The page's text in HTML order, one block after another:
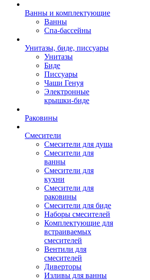
Ванны и комплектующие
Ванны
Спа-бассейны
Унитазы, биде, писсуары
Унитазы
Биде
Писсуары
Чаши Генуя
Электронные
крышки-биде
Раковины
Смесители
Смесители для душа
Смесители для
ванны
Смесители для
кухни
Смесители для
раковины
Смесители для биде
Наборы смесителей
Комплектующие для
встраиваемых
смесителей
Вентили для
смесителей
Диверторы
Изливы для ванны